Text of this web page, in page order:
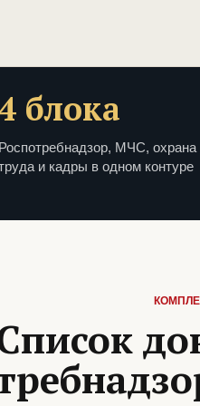
блока
Роспотребнадзор, МЧС, охрана
и кадры в одном контуре